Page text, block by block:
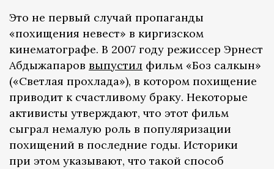
Это не первый случай пропаганды
«похищения невест» в киргизском
кинематографе. В 2007 году режиссер Эрнест
Абдыжапаров выпустил фильм «Боз салкын»
(«Светлая прохлада»), в котором похищение
приводит к счастливому браку. Некоторые
активисты утверждают, что этот фильм
сыграл немалую роль в популяризации
похищений в последние годы. Историки
при этом указывают, что такой способ